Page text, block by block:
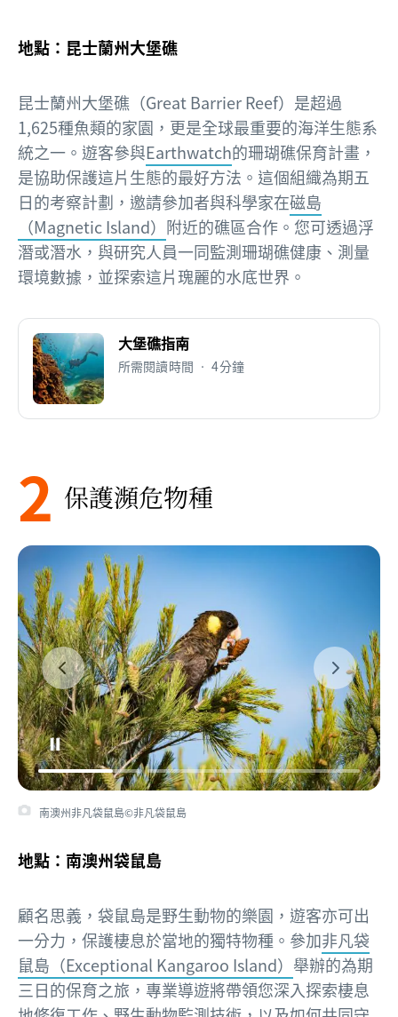
地點：昆士蘭州大堡礁
昆士蘭州大堡礁（Great Barrier Reef）是超過
1,625種魚類的家園，更是全球最重要的海洋生態系
統之一。遊客參與Earthwatch的珊瑚礁保育計畫，
是協助保護這片生態的最好方法。這個組織為期五
日的考察計劃，邀請參加者與科學家在磁島
（Magnetic Island） 附近的礁區合作。您可透過浮
潛或潛水，與研究人員一同監測珊瑚礁健康、測量
環境數據，並探索這片瑰麗的水底世界。
大堡礁指南
所需閱讀時間 • 4分鐘
2 保護瀕危物種
南澳州非凡袋鼠島©非凡袋鼠島
地點：南澳州袋鼠島
顧名思義，袋鼠島是野生動物的樂園，遊客亦可出
一分力，保護棲息於當地的獨特物種。參加非凡袋
鼠島（Exceptional Kangaroo Island） 舉辦的為期
三日的保育之旅，專業導遊將帶領您深入探索棲息